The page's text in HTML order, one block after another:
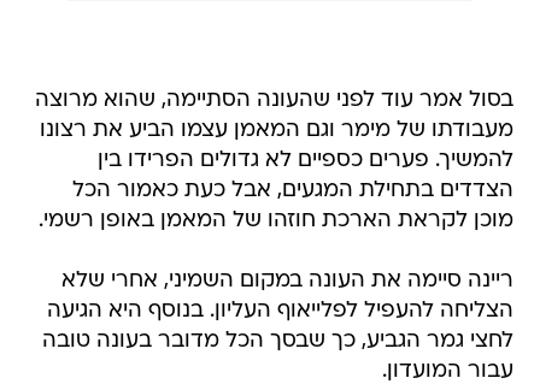
בסול אמר עוד לפני שהעונה הסתיימה, שהוא מרוצה
מעבודתו של מימר וגם המאמן עצמו הביע את רצונו
להמשיך. פערים כספיים לא גדולים הפרידו בין
הצדדים בתחילת המגעים, אבל כעת כאמור הכל
מוכן לקראת הארכת חוזהו של המאמן באופן רשמי.
ריינה סיימה את העונה במקום השמיני, אחרי שלא
הצליחה להעפיל לפלייאוף העליון. בנוסף היא הגיעה
לחצי גמר הגביע, כך שבסך הכל מדובר בעונה טובה
עבור המועדון.